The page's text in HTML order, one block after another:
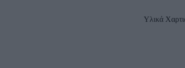
Υλικά